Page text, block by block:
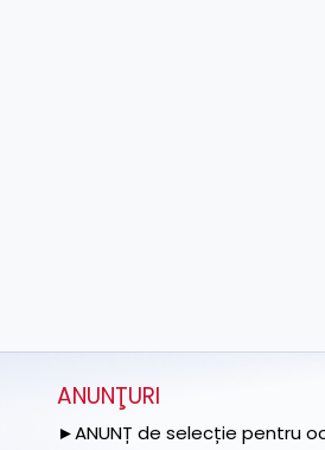
ANUNŢURI
►ANUNȚ de selecție pentru